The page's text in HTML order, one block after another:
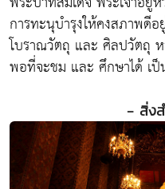
การทะนุบำรุงให้คงสภาพดี
โบราณวัตถุ และ ศิลปวัตถุ
พอที่จะชม และ ศึกษาได้ เ
- สิ่ง